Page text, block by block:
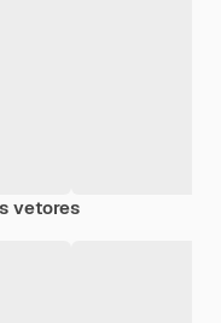
vetores